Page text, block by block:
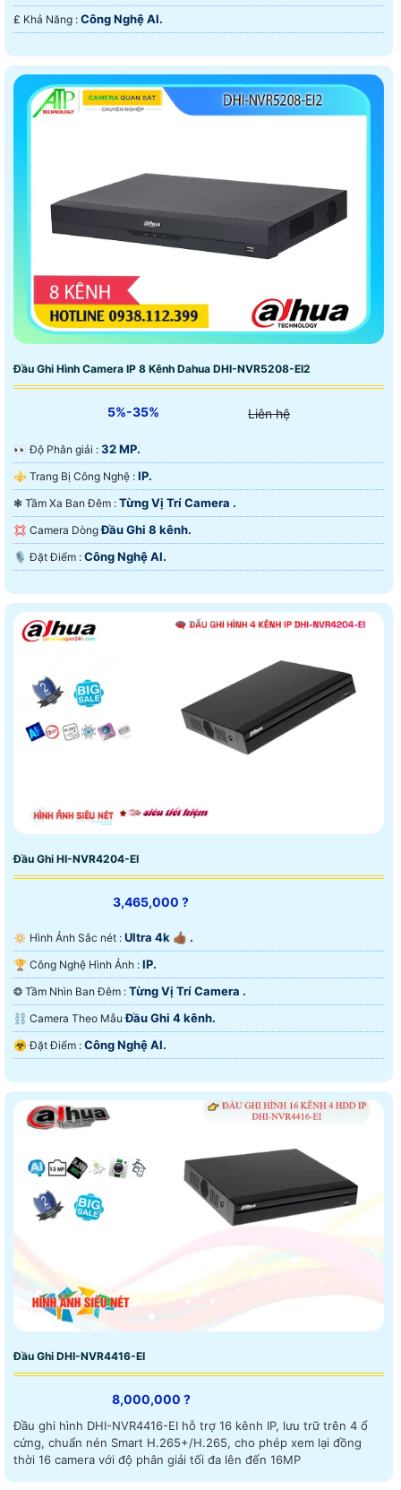
️₤ Khả Năng : Công Nghệ AI.
Đầu Ghi Hình Camera IP 8 Kênh Dahua DHI-NVR5208-EI2
5%-35% Liên hệ
️👀 Độ Phân giải : 32 MP.
⚜️ Trang Bị Công Nghệ : IP.
❃ Tầm Xa Ban Đêm : Từng Vị Trí Camera .
💢 Camera DòngĐầu Ghi 8 kênh.
️🎙 Đặt Điểm : Công Nghệ AI.
Đầu Ghi HI-NVR4204-EI
3,465,000 ?
🔅 Hình Ảnh Sắc nét : Ultra 4k 👍🏾 .
🏆 Công Nghệ Hình Ảnh : IP.
❂ Tầm Nhìn Ban Đêm : Từng Vị Trí Camera .
⛓ Camera Theo MẫuĐầu Ghi 4 kênh.
️☣️ Đặt Điểm : Công Nghệ AI.
Đầu Ghi DHI-NVR4416-EI
8,000,000 ?
Đầu ghi hình DHI-NVR4416-EI hỗ trợ 16 kênh IP, lưu trữ trên 4 ổ
cứng, chuẩn nén Smart H.265+/H.265, cho phép xem lại đồng
thời 16 camera với độ phân giải tối đa lên đến 16MP